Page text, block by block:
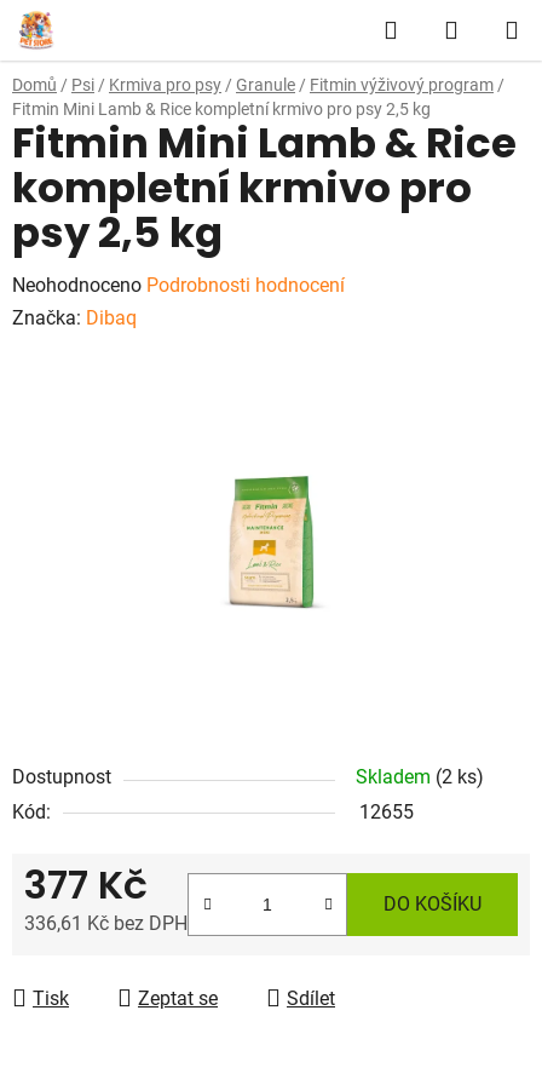
Přejít
na
obsah
Hledat
KOŠÍK
Domů / Psi / Krmiva pro psy / Granule / Fitmin výživový program /
Fitmin Mini Lamb & Rice kompletní krmivo pro psy 2,5 kg
Dostupnost Skladem (2 ks)
Kód:
12655
377 Kč
336,61 Kč bez DPH
DO KOŠÍKU
Tisk Zeptat se Sdílet
Fitmin Mini Lamb & Rice
kompletní krmivo pro
psy 2,5 kg
Průměrné
hodnocení
Neohodnoceno Podrobnosti hodnocení
Značka: Dibaq